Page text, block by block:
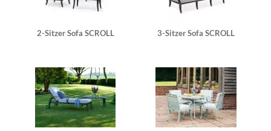
2-Sitzer Sofa SCROLL 3-Sitzer Sofa SCROLL